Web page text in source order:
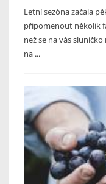
Letní sezóna začala
připomenout několik
než se na vás
na ...